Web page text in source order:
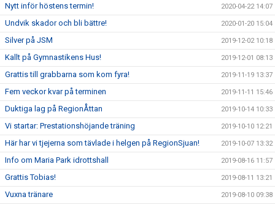
Nytt inför höstens termin! 2020-04-22 14:07
Undvik skador och bli bättre! 2020-01-20 15:04
Silver på JSM 2019-12-02 10:18
Kallt på Gymnastikens Hus! 2019-12-01 08:13
Grattis till grabbarna som kom fyra! 2019-11-19 13:37
Fem veckor kvar på terminen 2019-11-11 15:46
Duktiga lag på RegionÅttan 2019-10-14 10:33
Vi startar: Prestationshöjande träning 2019-10-10 12:21
Här har vi tjejerna som tävlade i helgen på RegionSjuan! 2019-10-07 13:32
Info om Maria Park idrottshall 2019-08-16 11:57
Grattis Tobias! 2019-08-11 13:21
Vuxna tränare 2019-08-10 09:38